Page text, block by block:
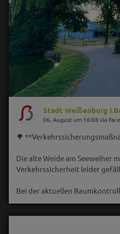
Stadt Weißenburg
06. August um 16:08 via
🌳
Die alte Weide am Seeweiher
Verkehrssicherheit leider
Bei der aktuellen